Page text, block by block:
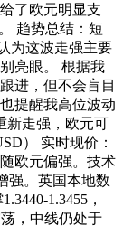
了欧元明显支
趋势总结：短
为这波走强主要
亮眼。 根据我
进，但不会盲目
提醒我高位波动
新走强，欧元可
） 实时现价：
欧元偏强。技术
强。英国本地数
1.3455，
，中线仍处于